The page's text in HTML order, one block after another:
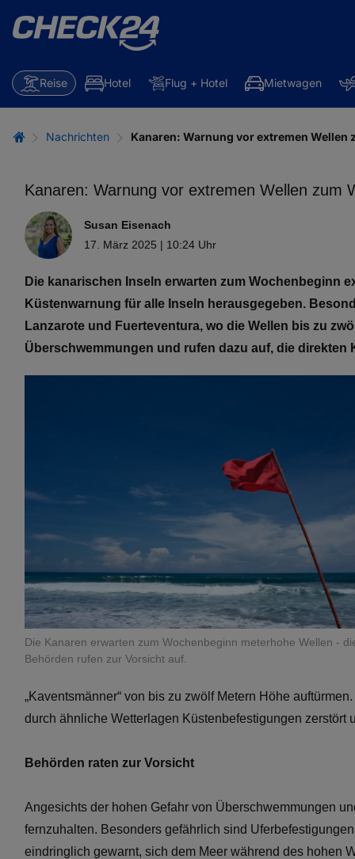
Reise Hotel Flug + Hotel Mietwagen
Nachrichten Kanaren: Warnung vor extremen Wellen
Kanaren: Warnung vor extremen Wellen zum
Susan Eisenach
17. März 2025 | 10:24 Uhr
Die kanarischen Inseln erwarten zum Wochenbeginn
Küstenwarnung für alle Inseln herausgegeben.
Lanzarote und Fuerteventura, wo die Wellen bis zu
Überschwemmungen und rufen dazu auf, die direkten
Die Kanaren erwarten zum Wochenbeginn meterhohe Wellen -
Behörden rufen zur Vorsicht auf.
„Kaventsmänner“ von bis zu zwölf Metern Höhe
durch ähnliche Wetterlagen Küstenbefestigungen zerstört
Behörden raten zur Vorsicht
Angesichts der hohen Gefahr von Überschwemmungen
fernzuhalten. Besonders gefährlich sind
eindringlich gewarnt, sich dem Meer während des hohen